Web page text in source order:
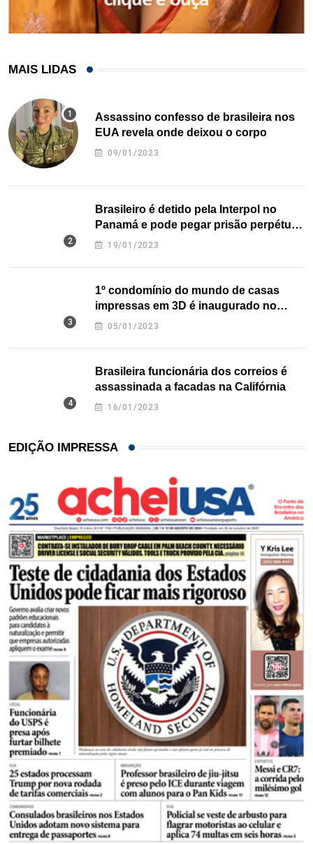
MAIS LIDAS
Assassino confesso de brasileira nos
EUA revela onde deixou o corpo
09/01/2023
Brasileiro é detido pela Interpol no
Panamá e pode pegar prisão perpétua
nos EUA
19/01/2023
1º condomínio do mundo de casas
impressas em 3D é inaugurado no
Texas
05/01/2023
Brasileira funcionária dos correios é
assassinada a facadas na Califórnia
16/01/2023
EDIÇÃO IMPRESSA